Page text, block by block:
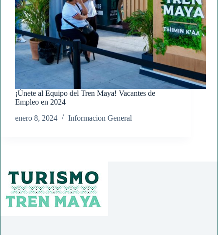
¡Únete al Equipo del Tren Maya! Vacantes de
Empleo en 2024
enero 8, 2024
Informacion General